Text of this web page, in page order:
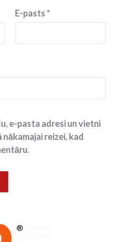
E-pasts*
e-pasta adresi un vietni
reizei, kad